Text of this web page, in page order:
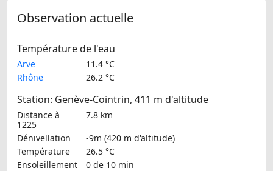
Observation actuelle
Température de l'eau
Arve
11.4 °C
Rhône
26.2 °C
Station: Genève-Cointrin, 411 m d'altitude
Distance à
1225
7.8 km
Dénivellation
-9m (420 m d'altitude)
Température
26.5 °C
Ensoleillement
0 de 10 min